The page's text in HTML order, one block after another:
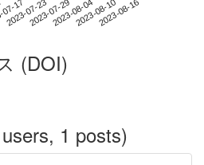
17
2023-07-232023-07-292023-08-042023-08-102023-08-16
(DOI)
1 posts)